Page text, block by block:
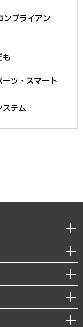
ンプライアン
も
ーツ・スマート
ステム